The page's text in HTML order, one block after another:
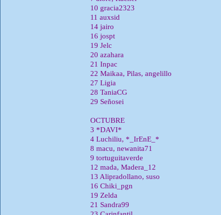
10 gracia2323
11 auxsid
14 jairo
16 jospt
19 Jelc
20 azahara
21 Inpac
22 Maikaa, Pilas, angelillo
27 Ligia
28 TaniaCG
29 Señosei
OCTUBRE
3 *DAVI*
4 Luchiliu, *_IrEnE_*
8 macu, newanita71
9 tortuguitaverde
12 mada, Madera_12
13 Alipradollano, suso
16 Chiki_pgn
19 Zelda
21 Sandra99